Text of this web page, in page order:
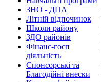
ЗНО - ДПА
Літній відпочинок
Школи району
ЗДО районів
Фінанс-госп
діяльність
Спонсорські та
Благодійні внески